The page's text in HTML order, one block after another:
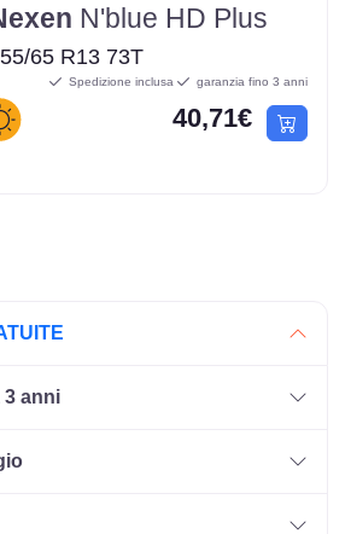
N'blue HD Plus
65 R13 73T
Spedizione inclusa garanzia fino 3 anni
40,71€
3 anni